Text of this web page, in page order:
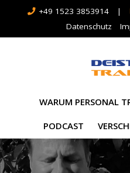
+49 1523 3853914 |
Datenschutz
WARUM PERSONAL
PODCAST